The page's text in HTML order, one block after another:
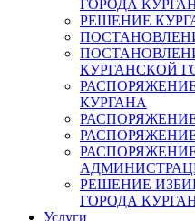
ГОРОДА
РЕШЕНИЕ
КУРГАНСКОЙ
КУРГАНА
РЕШЕНИЕ
ГОРОДА
Услуги